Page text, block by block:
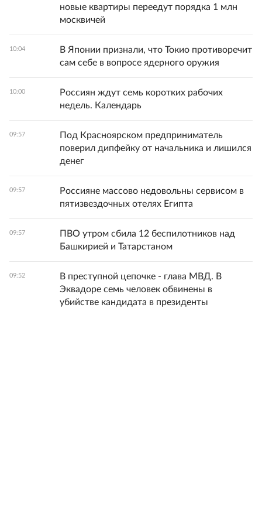
новые квартиры переедут порядка 1 млн
москвичей
10:04
В Японии признали, что Токио противоречит
сам себе в вопросе ядерного оружия
10:00
Россиян ждут семь коротких рабочих
недель. Календарь
09:57
Под Красноярском предприниматель
поверил дипфейку от начальника и лишился
денег
09:57
Россияне массово недовольны сервисом в
пятизвездочных отелях Египта
09:57
ПВО утром сбила 12 беспилотников над
Башкирией и Татарстаном
09:52
В преступной цепочке - глава МВД. В
Эквадоре семь человек обвинены в
убийстве кандидата в президенты